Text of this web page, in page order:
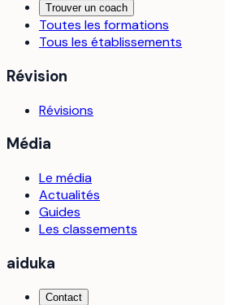
Trouver un coach
Toutes les formations
Tous les établissements
Révision
Révisions
Média
Le média
Actualités
Guides
Les classements
aiduka
Contact